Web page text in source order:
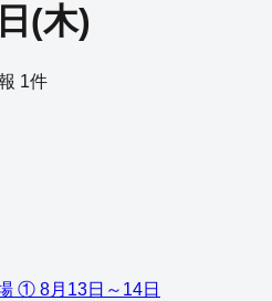
日 (木)
1件
① 8月13日～14日